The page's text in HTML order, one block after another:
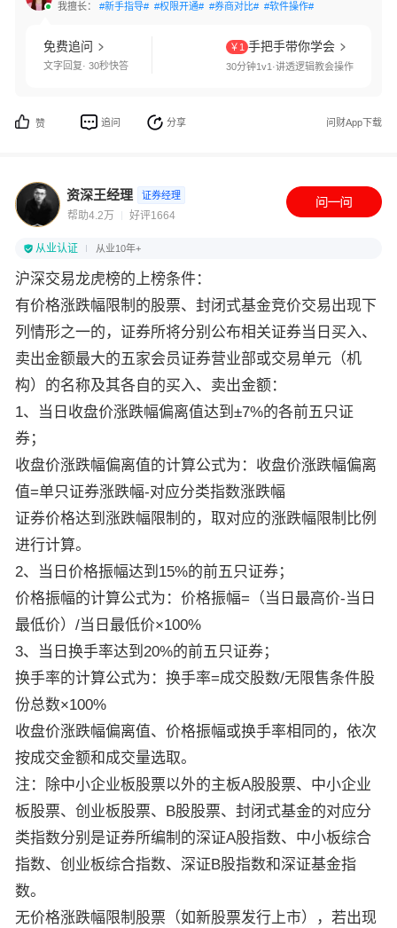
我擅长： #新手指导# #权限开通# #券商对比# #软件操作#
免费追问
文字回复· 30秒快答
￥1 手把手带你学会
30分钟1v1·讲透逻辑教会操作
赞 追问 分享 问财App下载
资深王经理 证券经理
帮助4.2万 好评1664
从业认证 从业10年+
沪深交易龙虎榜的上榜条件：
有价格涨跌幅限制的股票、封闭式基金竞价交易出现下
列情形之一的，证券所将分别公布相关证券当日买入、
卖出金额最大的五家会员证券营业部或交易单元（机
构）的名称及其各自的买入、卖出金额：
1、当日收盘价涨跌幅偏离值达到±7%的各前五只证
券；
收盘价涨跌幅偏离值的计算公式为：收盘价涨跌幅偏离
值=单只证券涨跌幅-对应分类指数涨跌幅
证券价格达到涨跌幅限制的，取对应的涨跌幅限制比例
进行计算。
2、当日价格振幅达到15%的前五只证券；
价格振幅的计算公式为：价格振幅=（当日最高价-当日
最低价）/当日最低价×100%
3、当日换手率达到20%的前五只证券；
换手率的计算公式为：换手率=成交股数/无限售条件股
份总数×100%
收盘价涨跌幅偏离值、价格振幅或换手率相同的，依次
按成交金额和成交量选取。
注：除中小企业板股票以外的主板A股股票、中小企业
板股票、创业板股票、B股股票、封闭式基金的对应分
类指数分别是证券所编制的深证A股指数、中小板综合
指数、创业板综合指数、深证B股指数和深证基金指
数。
无价格涨跌幅限制股票（如新股票发行上市），若出现